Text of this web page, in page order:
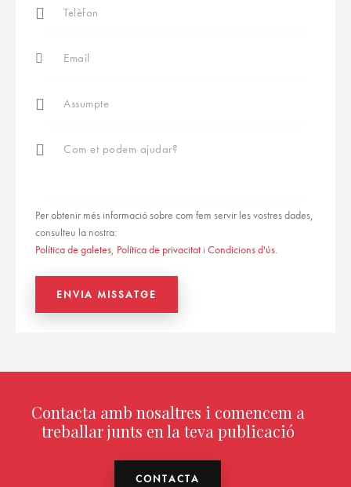
Per obtenir més informació sobre com fem servir les vostres dades,
consulteu la nostra:
Política de galetes, Política de privacitat i Condicions d'ús.
Contacta amb nosaltres i comencem a
treballar junts en la teva publicació
CONTACTA